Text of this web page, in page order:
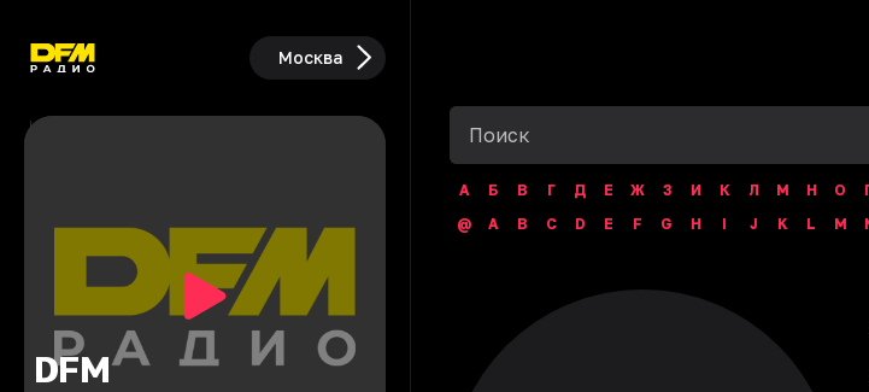
Москва
DFM
А Б В Г Д Е Ж З И К Л М Н О
@
A B C D E F G H I J K L M